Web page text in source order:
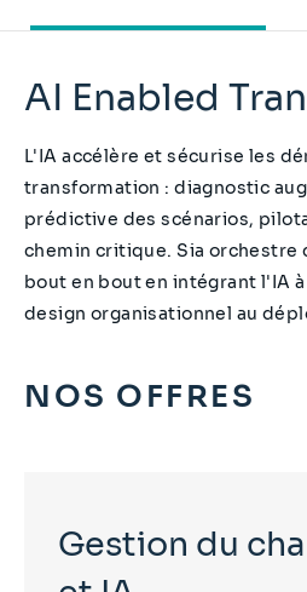
AI Enabled
L'IA accélère et sécurise les
transformation : diagnostic
prédictive des scénarios,
chemin critique. Sia orchestre
bout en bout en intégrant l'IA
design organisationnel au
NOS OFFRES
Gestion du changement